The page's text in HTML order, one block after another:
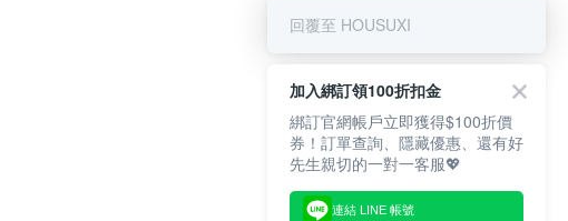
回覆至 HOUSUXI
加入綁訂領100折扣金
綁訂官網帳戶立即獲得$100折價
券！訂單查詢、隱藏優惠、還有好
先生親切的一對一客服💖
連結 LINE 帳號